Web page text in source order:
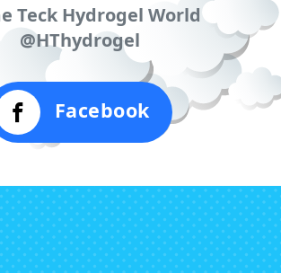
Teck Hydrogel World
@HThydrogel
Facebook